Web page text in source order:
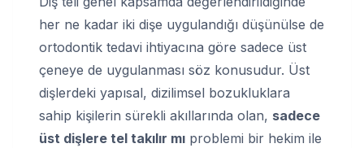
her ne kadar iki dişe uygulandığı düşünülse de
ortodontik tedavi ihtiyacına göre sadece üst
çeneye de uygulanması söz konusudur. Üst
dişlerdeki yapısal, dizilimsel bozukluklara
sahip kişilerin sürekli akıllarında olan, sadece
üst dişlere tel takılır mı problemi bir hekim ile